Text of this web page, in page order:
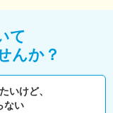
て
んか？
いけど、
ない